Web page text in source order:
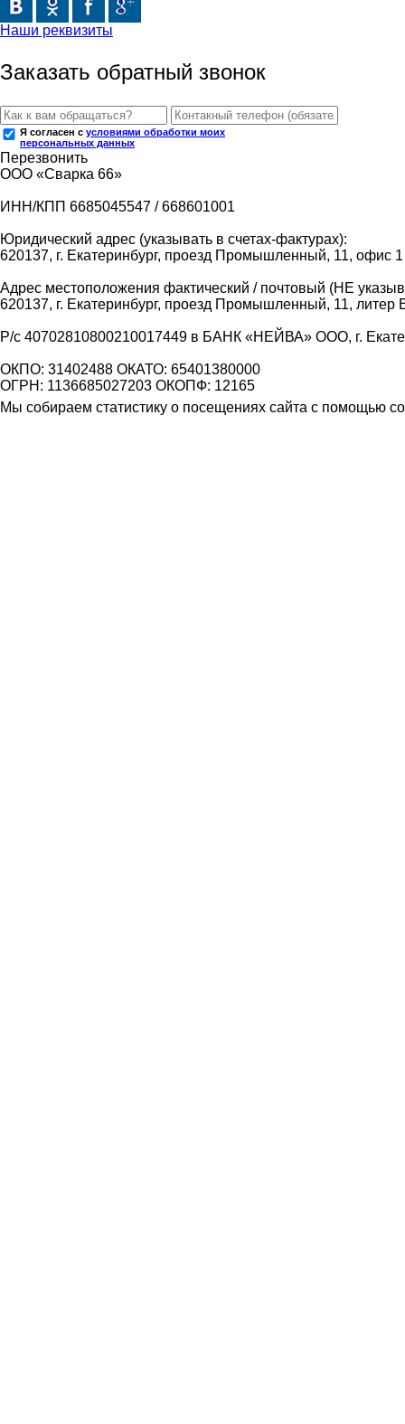
Наши реквизиты
Заказать обратный звонок
Я согласен с условиями обработки моих
персональных данных
Перезвонить
ООО «Сварка 66»
ИНН/КПП 6685045547 / 668601001
Юридический адрес (указывать в счетах-фактурах):
620137, г. Екатеринбург, проезд Промышленный, 11, офис 1
Адрес местоположения фактический / почтовый (НЕ
620137, г. Екатеринбург, проезд Промышленный, 11, литер
Р/с 40702810800210017449 в БАНК «НЕЙВА» ООО, г.
ОКПО: 31402488 ОКАТО: 65401380000
ОГРН: 1136685027203 ОКОПФ: 12165
Мы собираем статистику о посещениях сайта с помощью